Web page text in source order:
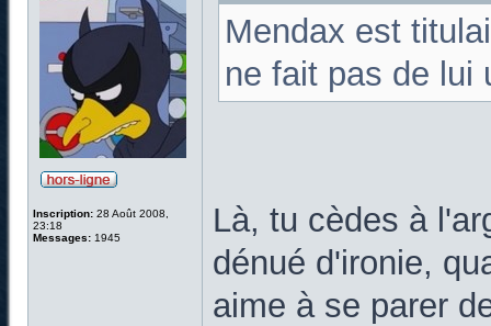
Inscription: 28 Août 2008,
23:18
Messages: 1945
Mendax est
ne fait pas de lui
Là, tu cèdes à
dénué d'ironie,
aime à se parer